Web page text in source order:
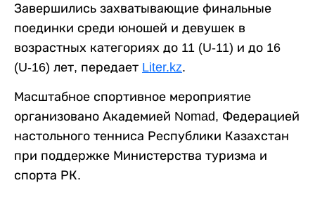
Завершились захватывающие финальные
поединки среди юношей и девушек в
возрастных категориях до 11 (U-11) и до 16
(U-16) лет, передает Liter.kz.
Масштабное спортивное мероприятие
организовано Академией Nomad, Федерацией
настольного тенниса Республики Казахстан
при поддержке Министерства туризма и
спорта РК.